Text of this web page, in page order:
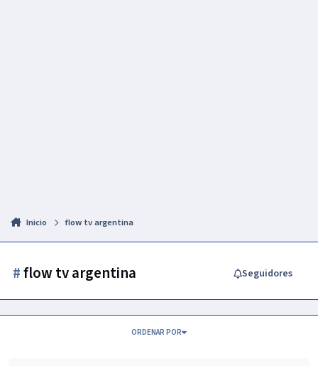
Inicio flow tv argentina
#flow tv argentina Seguidores
ORDENAR POR